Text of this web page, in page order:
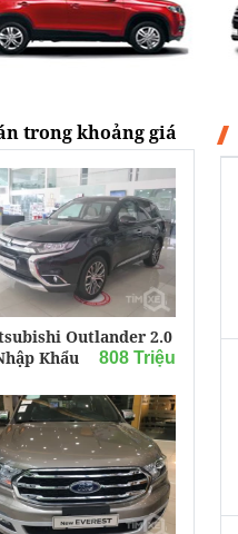
trong khoảng giá
Outlander 2.0
Khẩu
808 Triệu